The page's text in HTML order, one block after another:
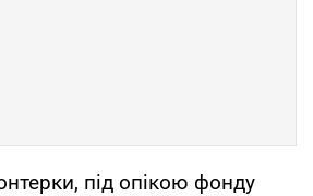
під опікою фонду